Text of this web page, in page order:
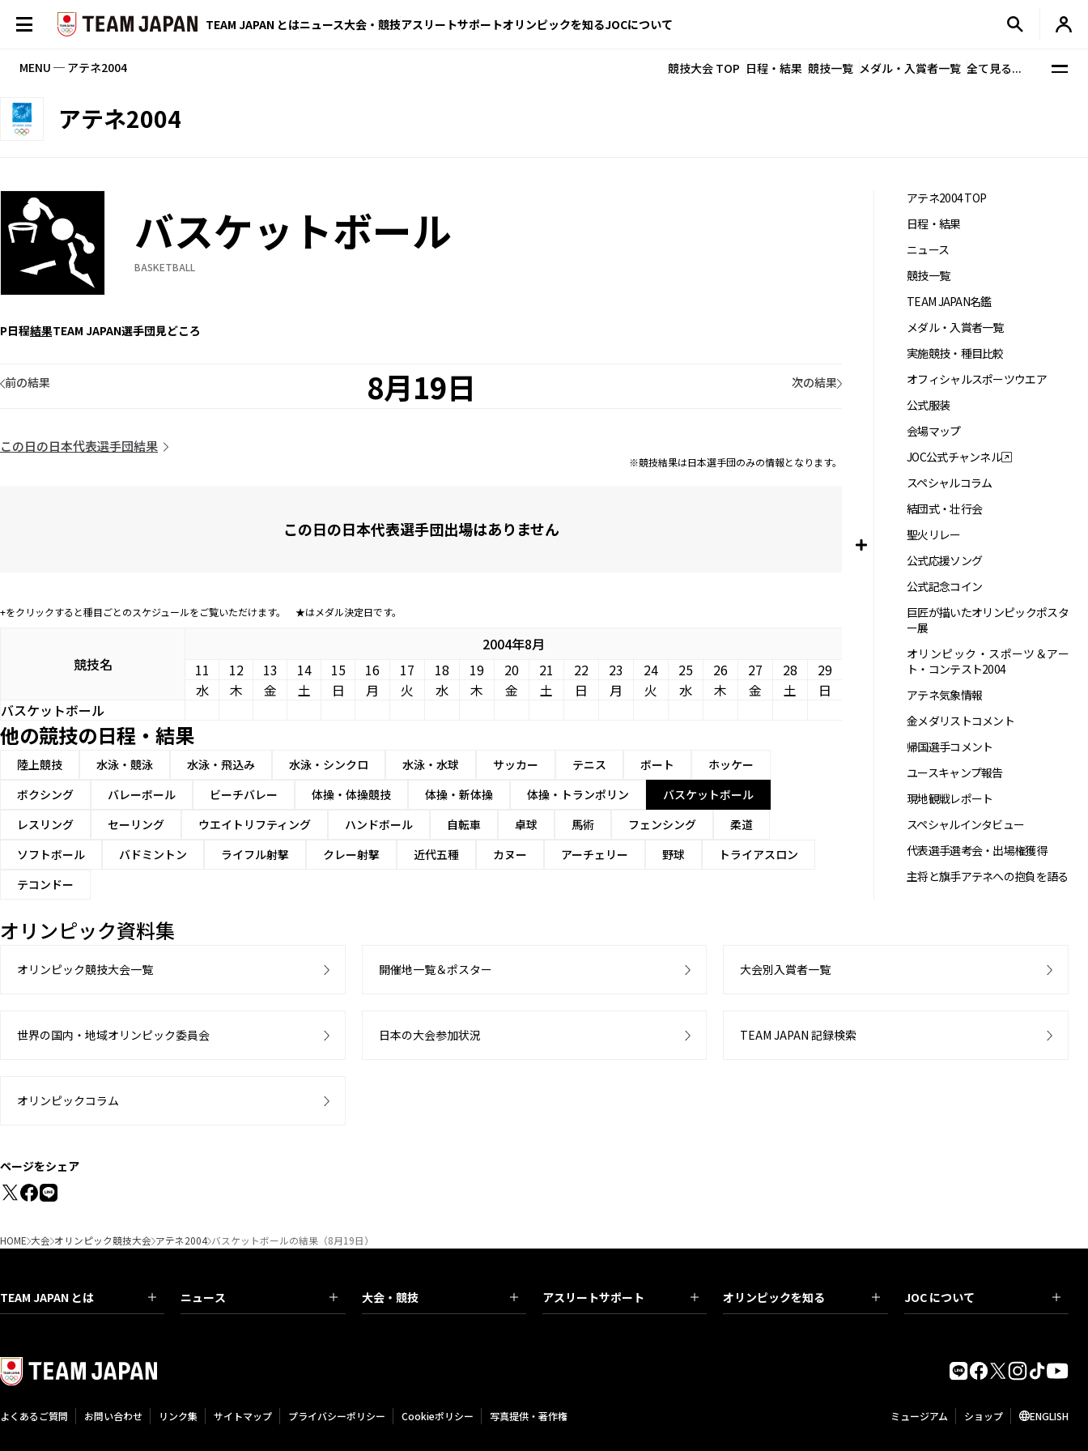
TEAM JAPAN とはニュース大会・競技アスリートサポートオリンピックを知るJOCについて
MENU ─ アテネ2004 競技大会 TOP 日程・結果 競技一覧 メダル・入賞者一覧 全て見る...
アテネ2004
バスケットボール
BASKETBALL
日程結果TEAM JAPAN選手団見どころ
8月19日
前の結果 次の結果
この日の日本代表選手団結果
※競技結果は日本選手団のみの情報となります。
この日の日本代表選手団出場はありません
+をクリックすると種目ごとのスケジュールをご覧いただけます。 ★はメダル決定日です。
競技名
2004年8月
11
12 13 14 15 16 17 18 19 20 21 22 23 24 25 26 27 28
29
水
木 金 土 日 月 火 水 木 金 土 日 月 火 水 木 金 土
日
バスケットボール
他の競技の日程・結果
陸上競技 水泳・競泳 水泳・飛込み 水泳・シンクロ 水泳・水球 サッカー テニス ボート
ホッケー
ボクシング
バレーボール ビーチバレー 体操・体操競技 体操・新体操 体操・トランポリン
バスケットボール
レスリング
セーリング ウエイトリフティング ハンドボール 自転車 卓球 馬術 フェンシング
柔道
ソフトボール
バドミントン ライフル射撃 クレー射撃 近代五種 カヌー アーチェリー 野球
トライアスロン
テコンドー
アテネ2004 TOP
日程・結果
ニュース
競技一覧
TEAM JAPAN名鑑
メダル・入賞者一覧
実施競技・種目比較
オフィシャルスポーツウエア
公式服装
会場マップ
JOC公式チャンネル
スペシャルコラム
結団式・壮行会
聖火リレー
公式応援ソング
公式記念コイン
巨匠が描いたオリンピックポスタ
ー展
オリンピック・スポーツ＆アー
ト・コンテスト2004
アテネ気象情報
金メダリストコメント
帰国選手コメント
ユースキャンプ報告
現地観戦レポート
スペシャルインタビュー
代表選手選考会・出場権獲得
主将と旗手アテネへの抱負を語る
オリンピック資料集
オリンピック競技大会一覧 開催地一覧＆ポスター 大会別入賞者一覧
世界の国内・地域オリンピック委員会 日本の大会参加状況 TEAM JAPAN 記録検索
オリンピックコラム
ページをシェア
HOME 大会 オリンピック競技大会 アテネ2004 バスケットボールの結果（8月19日）
TEAM JAPAN とは ニュース 大会・競技 アスリートサポート オリンピックを知る JOC について
よくあるご質問 お問い合わせ リンク集 サイトマップ プライバシーポリシー Cookieポリシー 写真提供・著作権 ミュージアム ショップ ENGLISH